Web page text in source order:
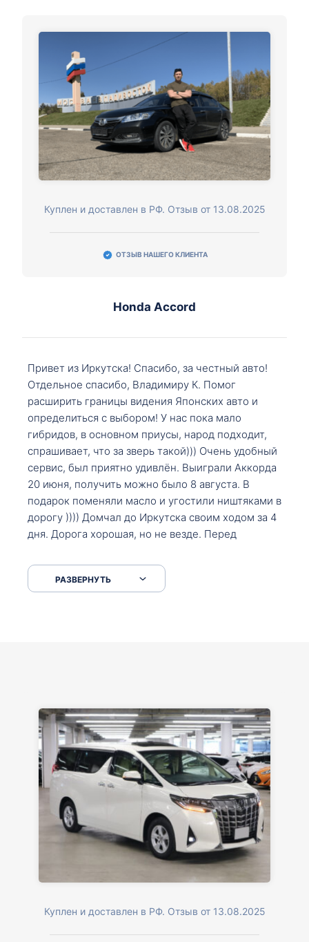
Куплен и доставлен в РФ. Отзыв от 13.08.2025
ОТЗЫВ НАШЕГО КЛИЕНТА
Honda Accord
Привет из Иркутска! Спасибо, за честный авто!
Отдельное спасибо, Владимиру К. Помог
расширить границы видения Японских авто и
определиться с выбором! У нас пока мало
гибридов, в основном приусы, народ подходит,
спрашивает, что за зверь такой))) Очень удобный
сервис, был приятно удивлён. Выиграли Аккорда
20 июня, получить можно было 8 августа. В
подарок поменяли масло и угостили ништяками в
дорогу )))) Домчал до Иркутска своим ходом за 4
дня. Дорога хорошая, но не везде. Перед
серпантинах по пути следования.
РАЗВЕРНУТЬ
Куплен и доставлен в РФ. Отзыв от 13.08.2025